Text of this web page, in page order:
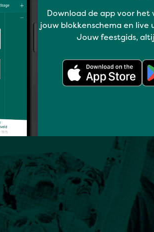
Download de app voor het
jouw blokkenschema en live
Jouw feestgids,